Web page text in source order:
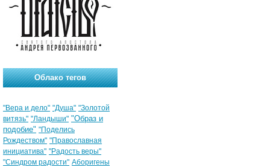
Облако тегов
"Вера и дело" "Душа" "Золотой
витязь" "Ландыши" "Образ и
подобие" "Поделись
Рождеством" "Православная
инициатива" "Радость веры"
"Синдром радости" Аборигены